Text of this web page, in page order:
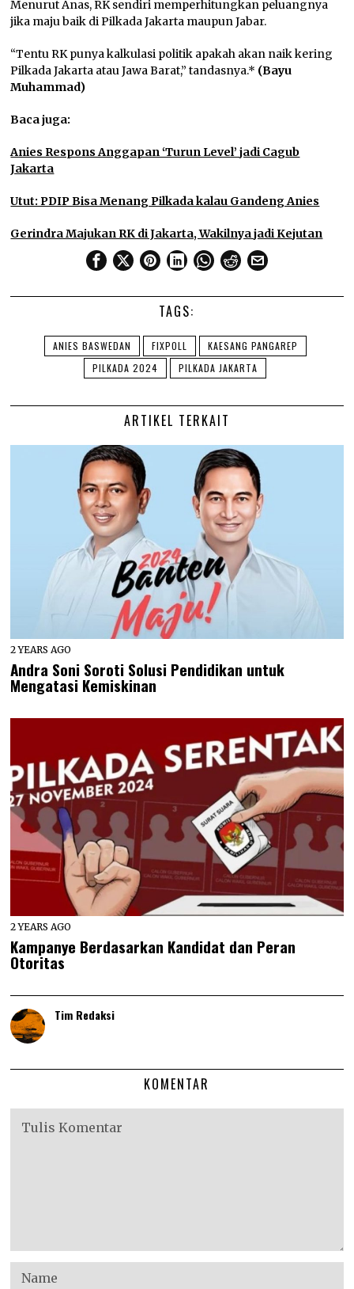
Menurut Anas, RK sendiri memperhitungkan peluangnya
jika maju baik di Pilkada Jakarta maupun Jabar.
“Tentu RK punya kalkulasi politik apakah akan naik kering
Pilkada Jakarta atau Jawa Barat,” tandasnya.* (Bayu
Muhammad)
Baca juga:
Anies Respons Anggapan ‘Turun Level’ jadi Cagub
Jakarta
Utut: PDIP Bisa Menang Pilkada kalau Gandeng Anies
Gerindra Majukan RK di Jakarta, Wakilnya jadi Kejutan
TAGS:
ANIES BASWEDAN FIXPOLL
KAESANG PANGAREP
PILKADA 2024
PILKADA JAKARTA
ARTIKEL TERKAIT
2 YEARS AGO
Andra Soni Soroti Solusi Pendidikan untuk
Mengatasi Kemiskinan
2 YEARS AGO
Kampanye Berdasarkan Kandidat dan Peran
Otoritas
Tim Redaksi
KOMENTAR